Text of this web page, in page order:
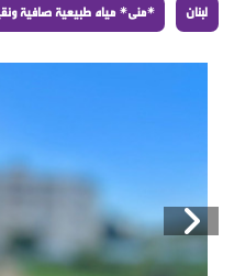
لبنان *منى* مياه طبيعية صافية